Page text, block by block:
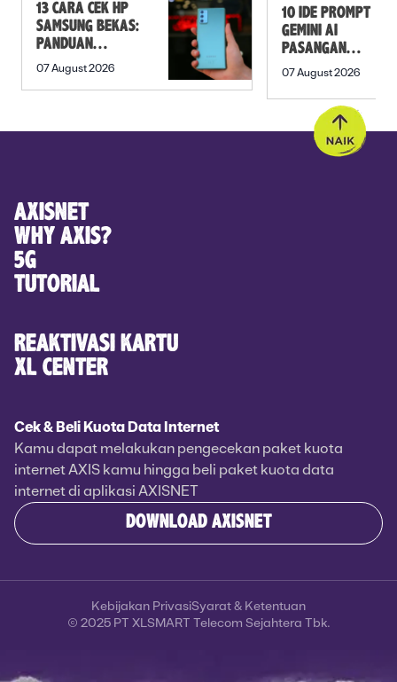
13 CARA CEK HP
SAMSUNG BEKAS:
PANDUAN
SEBELUM
07 August 2026
10 IDE PROMPT
GEMINI AI
PASANGAN
PREWEDDING
07 August 2026
AXISNET
WHY AXIS?
5G
TUTORIAL
REAKTIVASI KARTU
XL CENTER
Cek & Beli Kuota Data Internet
Kamu dapat melakukan pengecekan paket kuota
internet AXIS kamu hingga beli paket kuota data
internet di aplikasi AXISNET
DOWNLOAD AXISNET
© 2025 PT XLSMART Telecom Sejahtera Tbk.
Kebijakan PrivasiSyarat & Ketentuan